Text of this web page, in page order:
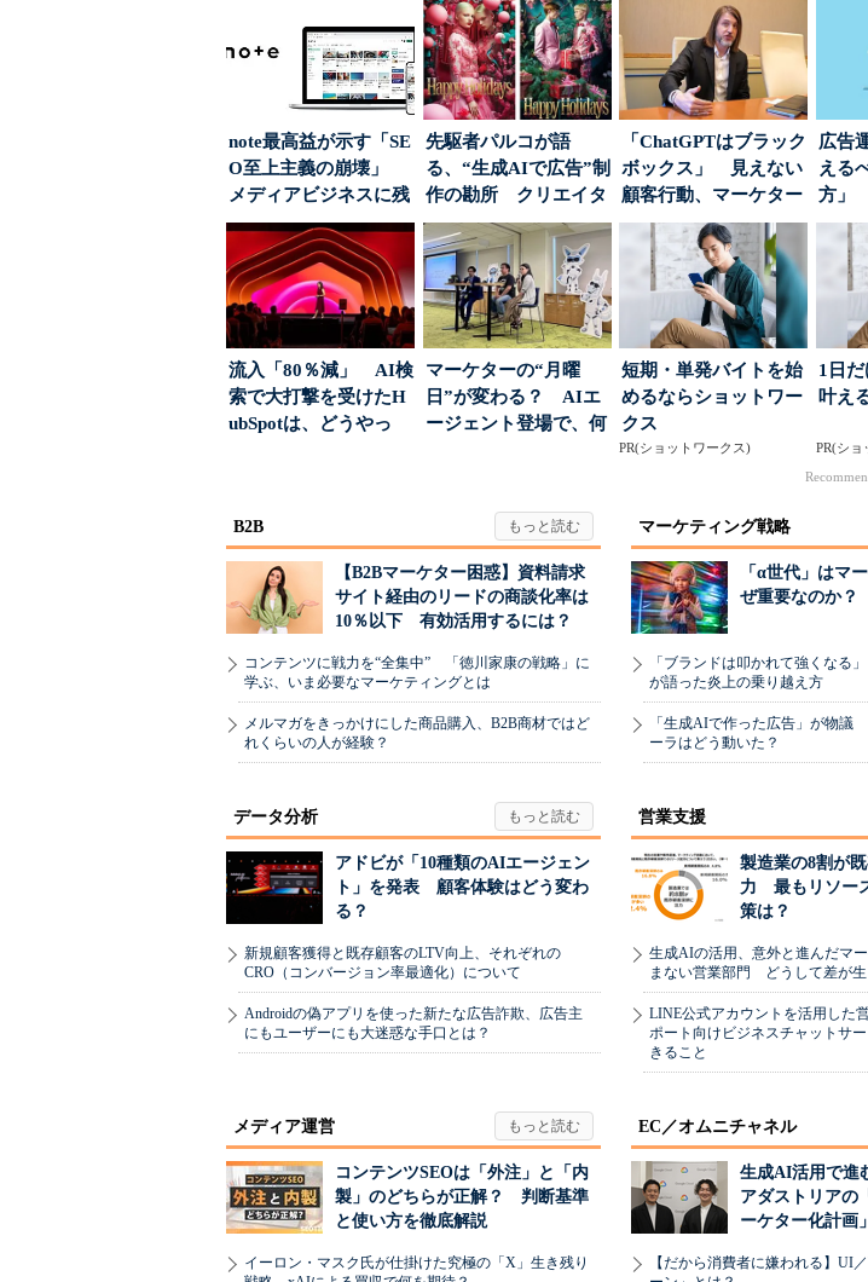
note最高益が示す「SE
O至上主義の崩壊」
メディアビジネスに残
された“勝ち筋...
先駆者パルコが語
る、“生成AIで広告”制
作の勘所 クリエイタ
ーに残る「重要な役
割...
「ChatGPTはブラック
ボックス」 見えない
顧客行動、マーケター
に残された打ち...
広告
える
方」
とは
流入「80％減」 AI検
索で大打撃を受けたH
ubSpotは、どうやっ
マーケターの“月曜
日”が変わる？ AIエ
ージェント登場で、何
短期・単発バイトを始
めるならショットワー
クス
PR(ショットワークス)
1日
叶え
PR(ショ
B2B
【B2Bマーケター困惑】資料請求
サイト経由のリードの商談化率は
10％以下 有効活用するには？
コンテンツに戦力を“全集中” 「徳川家康の戦略」に
学ぶ、いま必要なマーケティングとは
メルマガをきっかけにした商品購入、B2B商材ではど
れくらいの人が経験？
マーケティング戦略
「α世代」はマ
ぜ重要なのか？
「ブランドは叩かれて強くなる
が語った炎上の乗り越え方
「生成AIで作った広告」が物議
ーラはどう動いた？
データ分析
アドビが「10種類のAIエージェン
ト」を発表 顧客体験はどう変わ
る？
新規顧客獲得と既存顧客のLTV向上、それぞれの
CRO（コンバージョン率最適化）について
Androidの偽アプリを使った新たな広告詐欺、広告主
にもユーザーにも大迷惑な手口とは？
営業支援
製造業の8割が
力 最もリソー
策は？
生成AIの活用、意外と進んだマ
まない営業部門 どうして差が生
LINE公式アカウントを活用した
ポート向けビジネスチャットサ
きること
メディア運営
コンテンツSEOは「外注」と「内
製」のどちらが正解？ 判断基準
と使い方を徹底解説
イーロン・マスク氏が仕掛けた究極の「X」生き残り
EC／オムニチャネル
生成AI活用で
アダストリアの
ーケター化計画
【だから消費者に嫌われる】UI